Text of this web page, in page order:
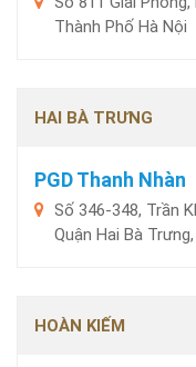
Thành Phố Hà Nội
HAI BÀ TRƯNG
PGD Thanh Nhàn
Số 346-348, Trần
Quận Hai Bà
HOÀN KIẾM